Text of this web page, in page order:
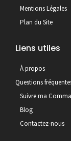
Mentions Légales
Plan du Site
Liens utiles
À propos
Questions
Suivre ma
Blog
Contactez-nous